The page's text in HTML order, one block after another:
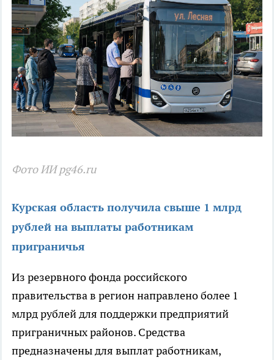
Фото ИИ pg46.ru
Курская область получила свыше 1 млрд
рублей на выплаты работникам
приграничья
Из резервного фонда российского
правительства в регион направлено более 1
млрд рублей для поддержки предприятий
приграничных районов. Средства
предназначены для выплат работникам,